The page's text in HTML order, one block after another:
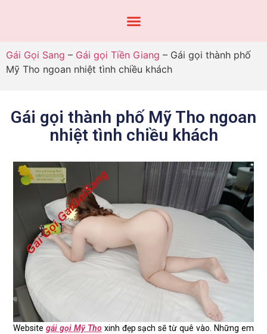
Gái Gọi Sang – Gái gọi Tiền Giang – Gái gọi thành phố
Mỹ Tho ngoan nhiệt tình chiều khách
Gái gọi thành phố Mỹ Tho ngoan
nhiệt tình chiều khách
Websitegái gọi Mỹ Thoxinh đẹp sạch sẽ từ quê vào. Những em